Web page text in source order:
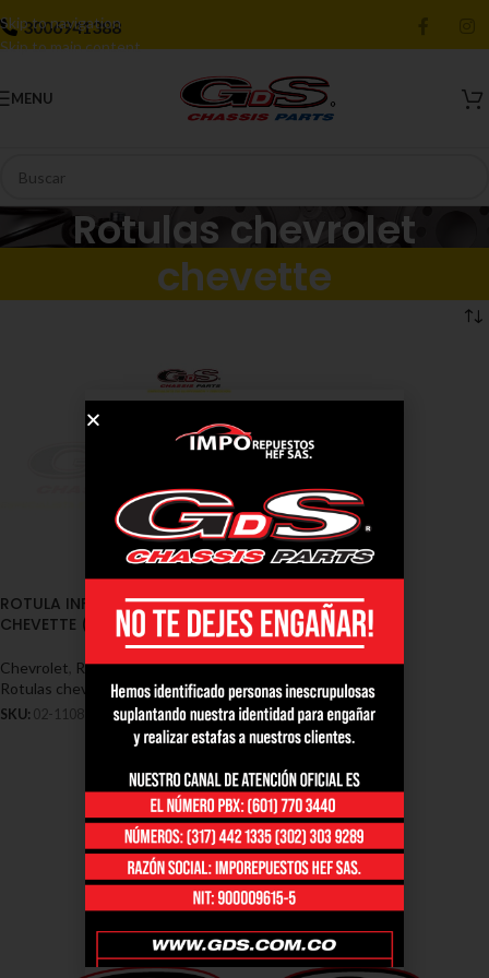
Skip to navigation
Skip to main content
3006941388
MENU
Rotulas chevrolet
chevette
ROTULA INFERIOR CHEVROLET
CHEVETTE (02-1108)
Chevrolet Rótulas - Chevrolet,
Rotulas chevrolet chevette
SKU: 02-1108